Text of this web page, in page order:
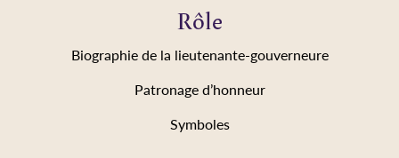
Rôle
Biographie de la lieutenante-gouverneure
Patronage d’honneur
Symboles